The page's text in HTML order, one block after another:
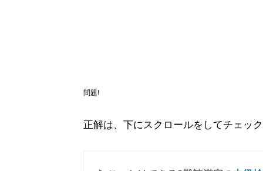
問題!
正解は、下にスクロールをしてチェッ